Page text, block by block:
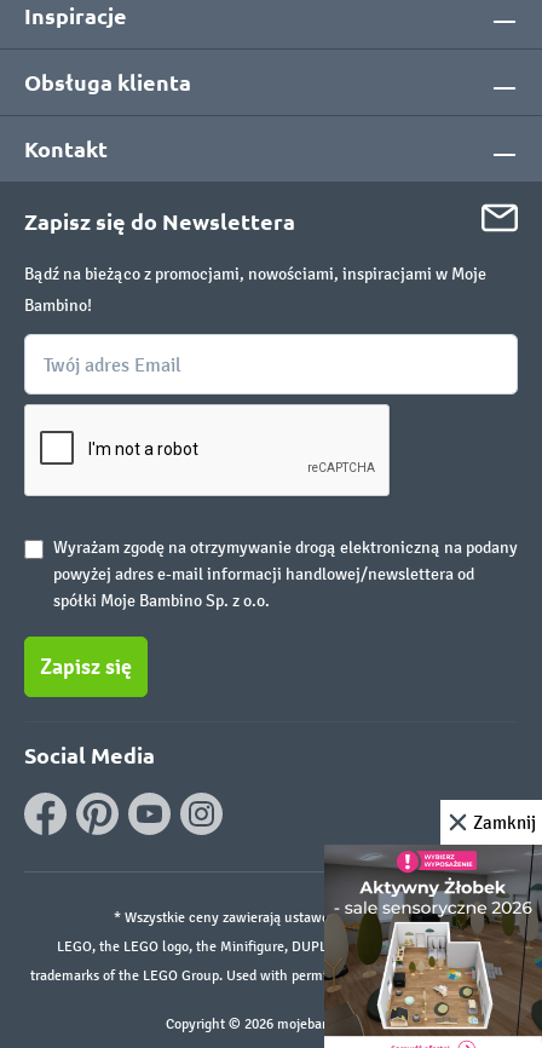
Inspiracje
Obsługa klienta
Kontakt
Zapisz się do Newslettera
Bądź na bieżąco z promocjami, nowościami, inspiracjami w Moje
Bambino!
Wyrażam zgodę na otrzymywanie drogą elektroniczną na podany
powyżej adres e-mail informacji handlowej/newslettera od
spółki Moje Bambino Sp. z o.o.
Zapisz się
Social Media
* Wszystkie ceny zawierają ustawowy podatek VAT.
LEGO, the LEGO logo, the Minifigure, DUPLO, and the SPIKE logo are
trademarks of the LEGO Group. Used with permission. ©2026 The LEGO Group
Copyright © 2026 mojebambino.pl
Zamknij